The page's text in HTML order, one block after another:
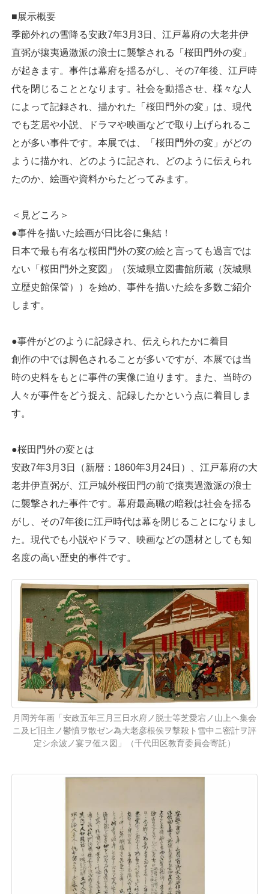
■展示概要
季節外れの雪降る安政7年3月3日、江戸幕府の大老井伊
直弼が攘夷過激派の浪士に襲撃される「桜田門外の変」
が起きます。事件は幕府を揺るがし、その7年後、江戸時
代を閉じることとなります。社会を動揺させ、様々な人
によって記録され、描かれた「桜田門外の変」は、現代
でも芝居や小説、ドラマや映画などで取り上げられるこ
とが多い事件です。本展では、「桜田門外の変」がどの
ように描かれ、どのように記され、どのように伝えられ
たのか、絵画や資料からたどってみます。
＜見どころ＞
●事件を描いた絵画が日比谷に集結！
日本で最も有名な桜田門外の変の絵と言っても過言では
ない「桜田門外之変図」（茨城県立図書館所蔵（茨城県
立歴史館保管））を始め、事件を描いた絵を多数ご紹介
します。
●事件がどのように記録され、伝えられたかに着目
創作の中では脚色されることが多いですが、本展では当
時の史料をもとに事件の実像に迫ります。また、当時の
人々が事件をどう捉え、記録したかという点に着目しま
す。
●桜田門外の変とは
安政7年3月3日（新暦：1860年3月24日）、江戸幕府の大
老井伊直弼が、江戸城外桜田門の前で攘夷過激派の浪士
に襲撃された事件です。幕府最高職の暗殺は社会を揺る
がし、その7年後に江戸時代は幕を閉じることになりまし
た。現代でも小説やドラマ、映画などの題材としても知
名度の高い歴史的事件です。
月岡芳年画「安政五年三月三日水府ノ脱士等芝愛宕ノ山上ヘ集会
ニ及ビ旧主ノ鬱憤ヲ散ゼン為大老彦根侯ヲ撃殺ト雪中ニ密計ヲ評
定シ余波ノ宴ヲ催ス図」（千代田区教育委員会寄託）